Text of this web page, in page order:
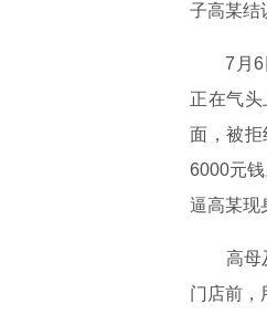
子高某结
7月6日
正在气
面，被拒
6000元
逼高某现
高母及
门店前，